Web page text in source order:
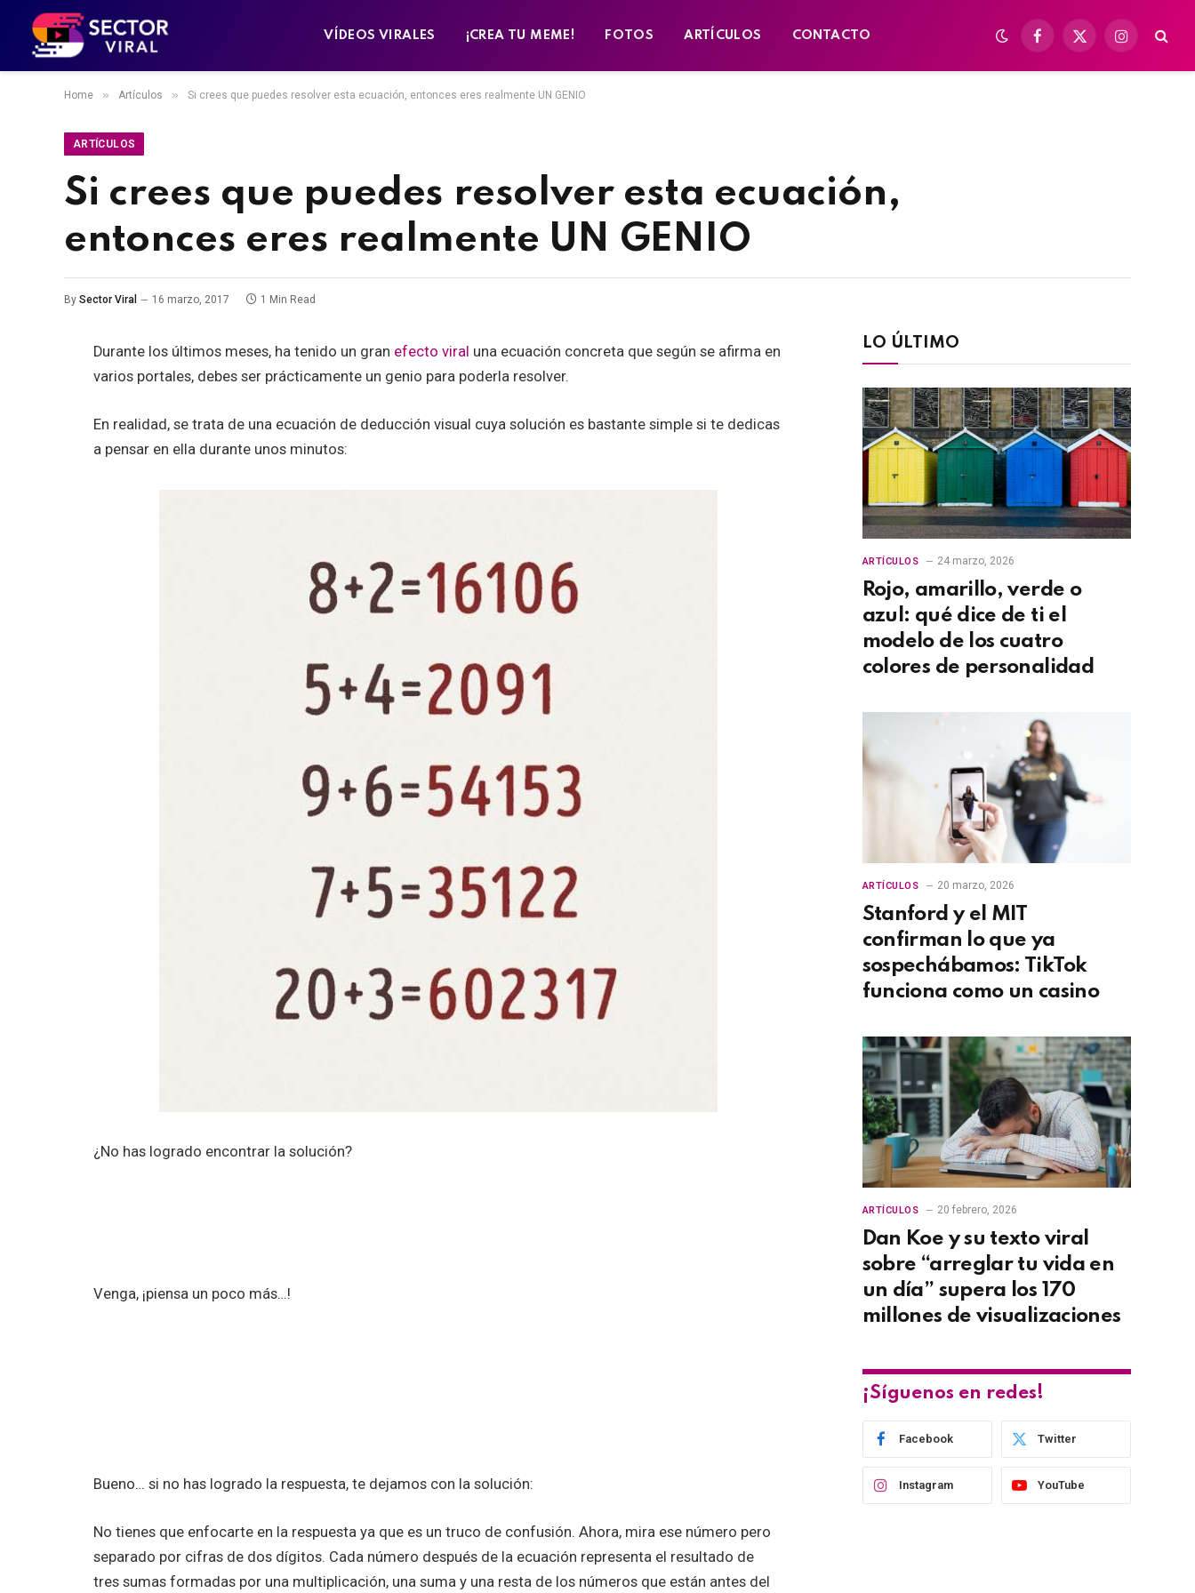
VÍDEOS VIRALES ¡CREA TU MEME! FOTOS ARTÍCULOS CONTACTO
Facebook
X
Instagram
Home » Artículos » Si crees que puedes resolver esta ecuación, entonces eres realmente UN GENIO
ARTÍCULOS
Si crees que puedes resolver esta ecuación,
entonces eres realmente UN GENIO
By Sector Viral 16 marzo, 2017 1 Min Read
Durante los últimos meses, ha tenido un gran efecto viral una ecuación concreta que según se afirma en
varios portales, debes ser prácticamente un genio para poderla resolver.
En realidad, se trata de una ecuación de deducción visual cuya solución es bastante simple si te dedicas
a pensar en ella durante unos minutos:
¿No has logrado encontrar la solución?
Venga, ¡piensa un poco más…!
Bueno… si no has logrado la respuesta, te dejamos con la solución:
No tienes que enfocarte en la respuesta ya que es un truco de confusión. Ahora, mira ese número pero
separado por cifras de dos dígitos. Cada número después de la ecuación representa el resultado de
tres sumas formadas por una multiplicación, una suma y una resta de los números que están antes del
LO ÚLTIMO
ARTÍCULOS 24 marzo, 2026
Rojo, amarillo, verde o
azul: qué dice de ti el
modelo de los cuatro
colores de personalidad
ARTÍCULOS 20 marzo, 2026
Stanford y el MIT
confirman lo que ya
sospechábamos: TikTok
funciona como un casino
ARTÍCULOS 20 febrero, 2026
Dan Koe y su texto viral
sobre “arreglar tu vida en
un día” supera los 170
millones de visualizaciones
¡Síguenos en redes!
Facebook Twitter
Instagram YouTube